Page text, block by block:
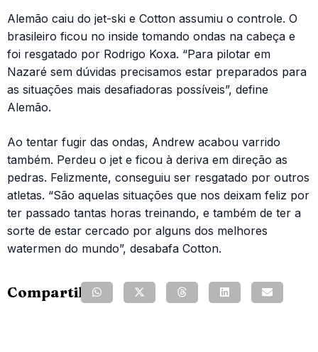
Alemão caiu do jet-ski e Cotton assumiu o controle. O
brasileiro ficou no inside tomando ondas na cabeça e
foi resgatado por Rodrigo Koxa. “Para pilotar em
Nazaré sem dúvidas precisamos estar preparados para
as situações mais desafiadoras possíveis”, define
Alemão.
Ao tentar fugir das ondas, Andrew acabou varrido
também. Perdeu o jet e ficou à deriva em direção as
pedras. Felizmente, conseguiu ser resgatado por outros
atletas. “São aquelas situações que nos deixam feliz por
ter passado tantas horas treinando, e também de ter a
sorte de estar cercado por alguns dos melhores
watermen do mundo”, desabafa Cotton.
Compartilhe: